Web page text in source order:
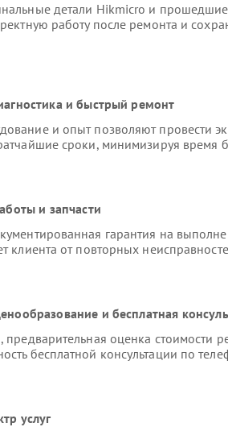
детали Hikmicro и
работу после ремонта и
и быстрый ремонт
и опыт позволяют провести
сроки, минимизируя время
и запчасти
гарантия на
клиента от повторных
и бесплатная
оценка стоимости
бесплатной консультации по
услуг